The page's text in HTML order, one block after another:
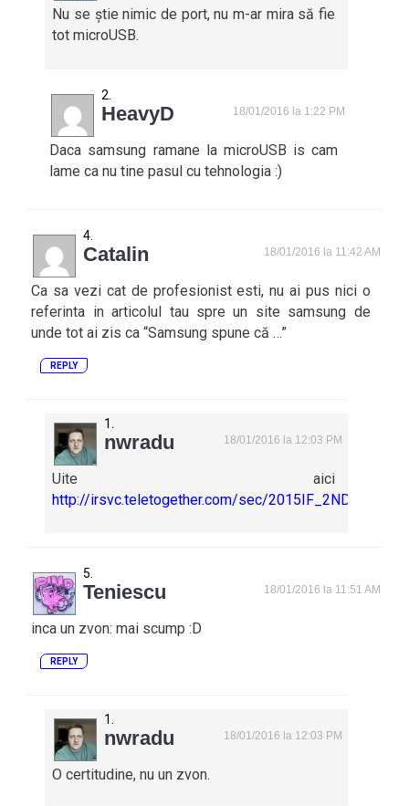
Nu se știe nimic de port, nu m-ar mira să fie
tot microUSB.
HeavyD 18/01/2016 la 1:22 PM
Daca samsung ramane la microUSB is cam
lame ca nu tine pasul cu tehnologia :)
Catalin 18/01/2016 la 11:42 AM
Ca sa vezi cat de profesionist esti, nu ai pus nici o
referinta in articolul tau spre un site samsung de
unde tot ai zis ca “Samsung spune că …”
REPLY
nwradu 18/01/2016 la 12:03 PM
Uite aici
http://irsvc.teletogether.com/sec/2015IF_2ND/eng/
Teniescu 18/01/2016 la 11:51 AM
inca un zvon: mai scump :D
REPLY
nwradu 18/01/2016 la 12:03 PM
O certitudine, nu un zvon.